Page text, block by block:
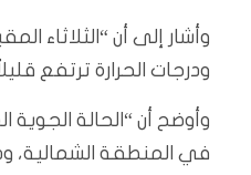
وأشار إلى أن “الثلاثاء
ودرجات الحرارة ترتفع
وأوضح أن “الحالة
في المنطقة الشمالية،